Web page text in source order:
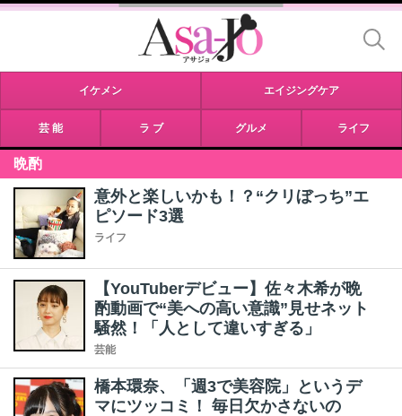
イケメン エイジングケア
芸 能 ラ ブ グルメ ライフ
晩酌
意外と楽しいかも！？“クリぼっち”エ
ピソード3選
ライフ
【YouTuberデビュー】佐々木希が晩
酌動画で“美への高い意識”見せネット
騒然！「人として違いすぎる」
芸能
橋本環奈、「週3で美容院」というデ
マにツッコミ！ 毎日欠かさないの